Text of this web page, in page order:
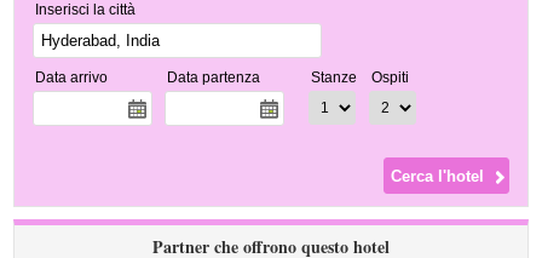
Inserisci la città
Data arrivo Data partenza Stanze Ospiti
Partner che offrono questo hotel